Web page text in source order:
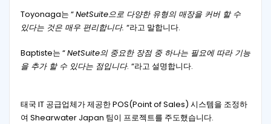
Toyonaga는 “NetSuite으로 다양한 유형의 매장을 커버 할 수
있다는 것은 매우 편리합니다. “라고 말합니다.
Baptiste는 “NetSuite의 중요한 장점 중 하나는 필요에 따라 기능
을 추가 할 수 있다는 점입니다. “라고 설명합니다.
태국 IT 공급업체가 제공한 POS(Point of Sales) 시스템을 조정하
여 Shearwater Japan 팀이 프로젝트를 주도했습니다.